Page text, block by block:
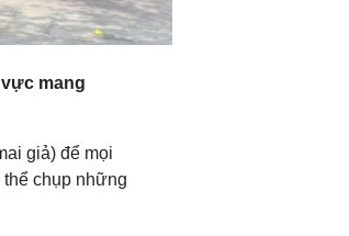
mang
giả) để mọi
chụp những